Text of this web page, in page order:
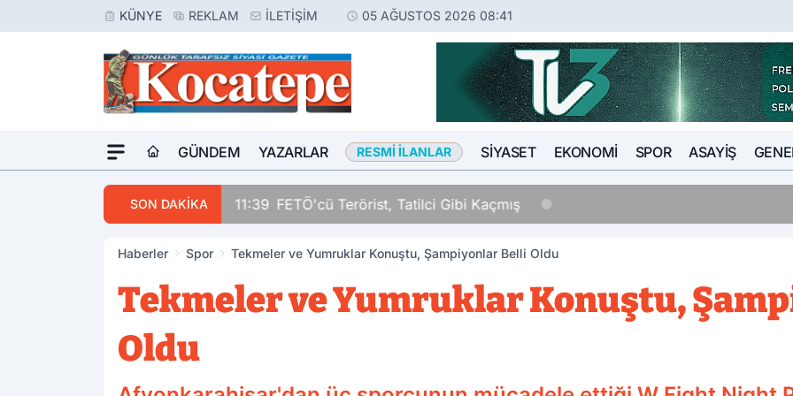
KÜNYE REKLAM İLETIŞIM 05 AĞUSTOS 2026 08:41
GÜNDEM YAZARLAR RESMI İLANLAR SIYASET EKONOMI SPOR ASAYIŞ
SON DAKİKA 11:39 FETÖ'cü Terörist, Tatilci Gibi Kaçmış
Haberler Spor Tekmeler ve Yumruklar Konuştu, Şampiyonlar Belli Oldu
Tekmeler ve Yumruklar Konuştu,
Oldu